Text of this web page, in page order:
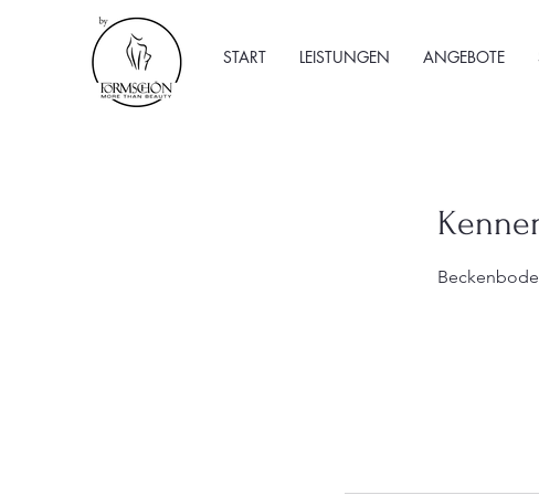
START LEISTUNGEN ANGEBOTE